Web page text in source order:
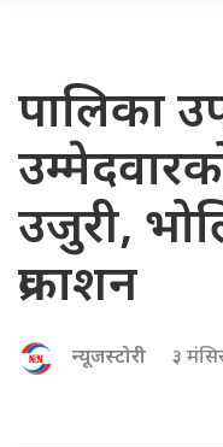
पालिका
उजुरी,
प्रकाशन
न्यूजस्टोरी ३